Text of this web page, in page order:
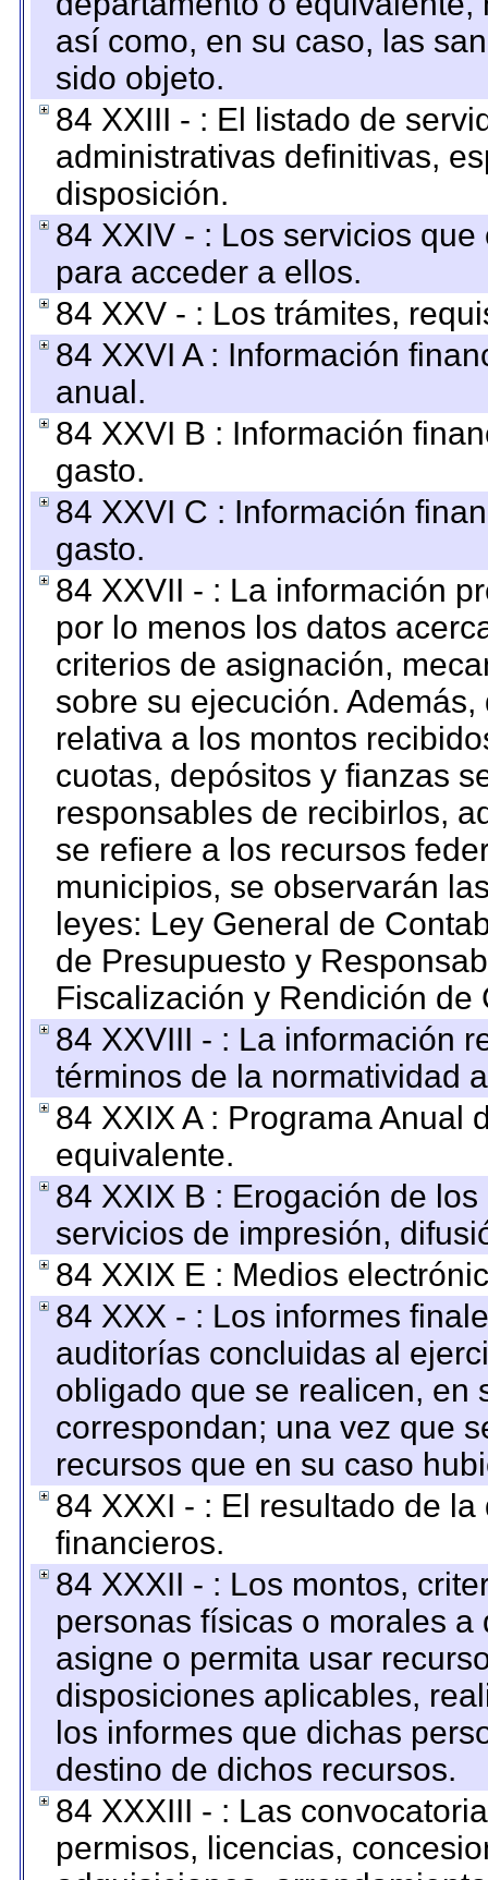
así como, en su caso, las
sido objeto.
84 XXIII - : El listado de
administrativas definitivas,
disposición.
84 XXIV - : Los servicios
para acceder a ellos.
84 XXV - : Los trámites,
84 XXVI A : Información
anual.
84 XXVI B : Información
gasto.
84 XXVI C : Información
gasto.
84 XXVII - : La información
por lo menos los datos
criterios de asignación,
sobre su ejecución.
relativa a los montos
cuotas, depósitos y fianzas
responsables de recibirlos,
se refiere a los recursos
municipios, se observarán
leyes: Ley General de
de Presupuesto y
Fiscalización y Rendición
84 XXVIII - : La información
términos de la normatividad
84 XXIX A : Programa Anual
equivalente.
84 XXIX B : Erogación de
servicios de impresión,
84 XXIX E : Medios
84 XXX - : Los informes
auditorías concluidas al
obligado que se realicen, en
correspondan; una vez que
recursos que en su caso
84 XXXI - : El resultado de
financieros.
84 XXXII - : Los montos,
personas físicas o morales
asigne o permita usar
disposiciones aplicables,
los informes que dichas
destino de dichos recursos.
84 XXXIII - : Las
permisos, licencias,